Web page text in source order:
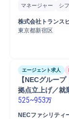
マネージャー シ
マネジメント
施設管理/保全
株式会社トランス
東京都新宿区
エージェント求人
【NECグルー
拠点立上げ／
525~953万
NECファシリティ